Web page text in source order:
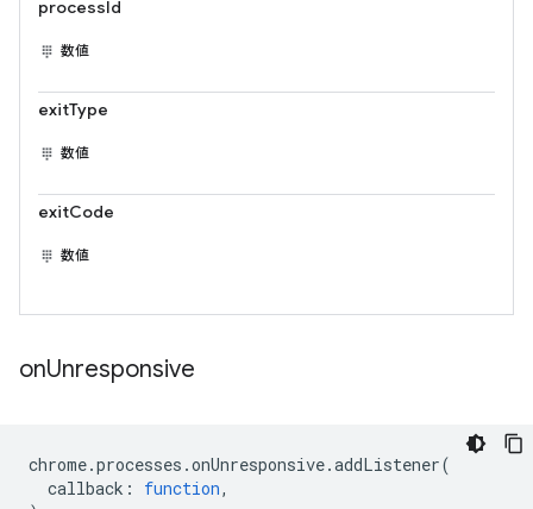
processId
数値
exitType
数値
exitCode
数値
onUnresponsive
chrome.processes .onUnresponsive.addListener(
callback : function,